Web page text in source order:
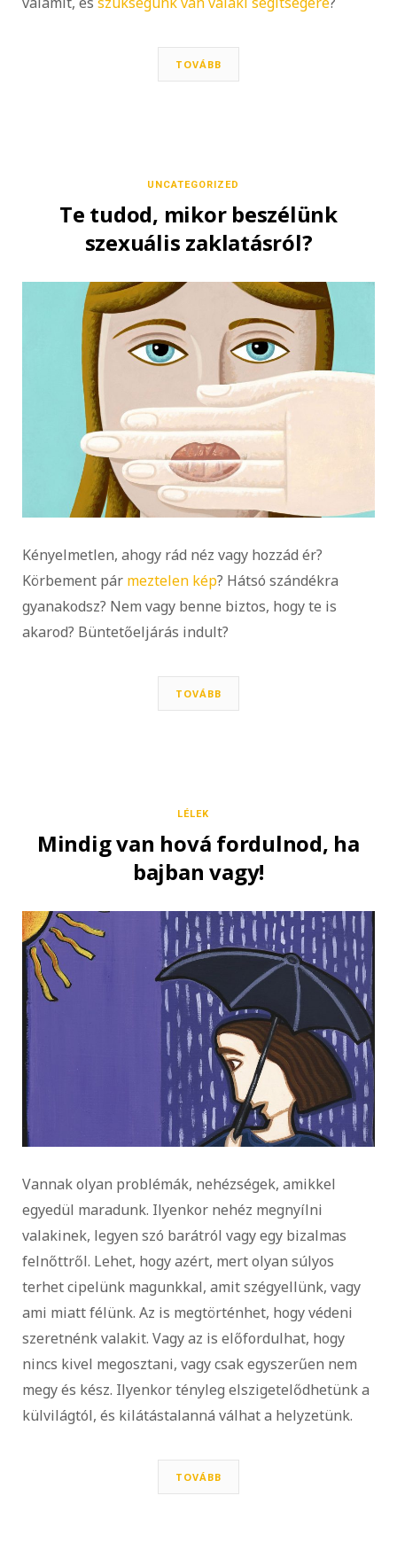
TOVÁBB
UNCATEGORIZED
Te tudod, mikor beszélünk
szexuális zaklatásról?
Kényelmetlen, ahogy rád néz vagy hozzád ér?
Körbement pár meztelen kép? Hátsó szándékra
gyanakodsz? Nem vagy benne biztos, hogy te is
akarod? Büntetőeljárás indult?
TOVÁBB
LÉLEK
Mindig van hová fordulnod, ha
bajban vagy!
Vannak olyan problémák, nehézségek, amikkel
egyedül maradunk. Ilyenkor nehéz megnyílni
valakinek, legyen szó barátról vagy egy bizalmas
felnőttről. Lehet, hogy azért, mert olyan súlyos
terhet cipelünk magunkkal, amit szégyellünk, vagy
ami miatt félünk. Az is megtörténhet, hogy védeni
szeretnénk valakit. Vagy az is előfordulhat, hogy
nincs kivel megosztani, vagy csak egyszerűen nem
megy és kész. Ilyenkor tényleg elszigetelődhetünk a
külvilágtól, és kilátástalanná válhat a helyzetünk.
TOVÁBB